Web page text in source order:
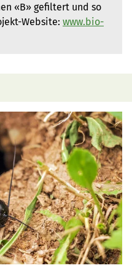
«B» gefiltert und so
Website: www.bio-